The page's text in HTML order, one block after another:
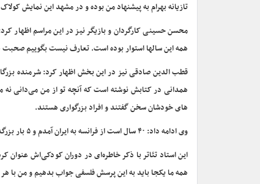
تازیانه بهرام به پیشنهاد من بوده و در مشهد این نمایش
محسن حسینی کارگردان و بازیگر نیز در این مراسم اظهار
همه این سالها استوار بوده است. تعارف نیست بگوییم
قطب الدین صادقی نیز در این بخش اظهار کرد: شرمنده
همدانی در کتابش نوشته است که آنچه تو از من می‌دانی نه
های خودشان سخن گفتند و افراد بزرگواری هستند.
وی ادامه داد: ۴۰ سال است از فرانسه به ایران آمدم و ۵ بار بزرگداشت گرفتند و سال ۸۱ اولین بزرگداشت من بوده که هیچکدام دولتی نبود و این باعث سربلندی است.
این استاد تئاتر با ذکر خاطره‌ای در دوران کودکی‌اش
همه ما یکجا باید به این پرسش فلسفی جواب بدهیم و من با